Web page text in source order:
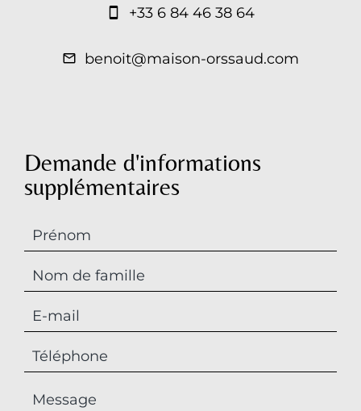
+33 6 84 46 38 64
benoit@maison-orssaud.com
Demande d'informations
supplémentaires